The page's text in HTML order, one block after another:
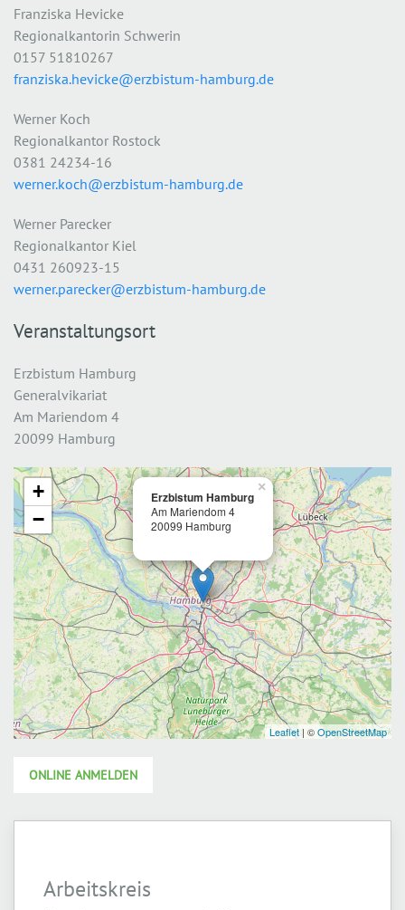
Franziska Hevicke
Regionalkantorin Schwerin
0157 51810267
franziska.hevicke@erzbistum-hamburg.de
Werner Koch
Regionalkantor Rostock
0381 24234-16
werner.koch@erzbistum-hamburg.de
Werner Parecker
Regionalkantor Kiel
0431 260923-15
werner.parecker@erzbistum-hamburg.de
Veranstaltungsort
Erzbistum Hamburg
Generalvikariat
Am Mariendom 4
20099 Hamburg
ONLINE ANMELDEN
Arbeitskreis